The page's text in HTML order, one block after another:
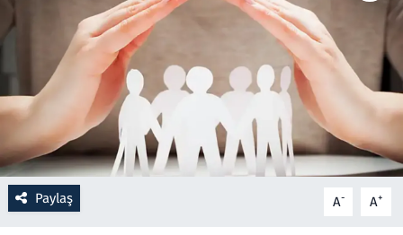
Paylaş A- A+
Ramazan
Resmi İlanlar
Rüya Tabirleri
Sağlık
Savunma Sanayi